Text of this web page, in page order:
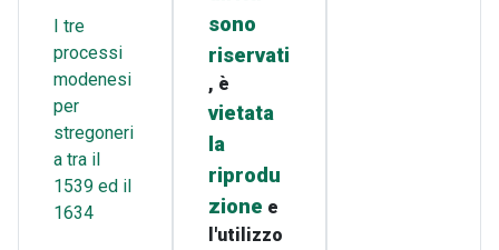
I tre
processi
modenesi
per
stregoneri
a tra il
1539 ed il
1634
sono
riservati
, è
vietata
la
riprodu
zione e
l'utilizzo